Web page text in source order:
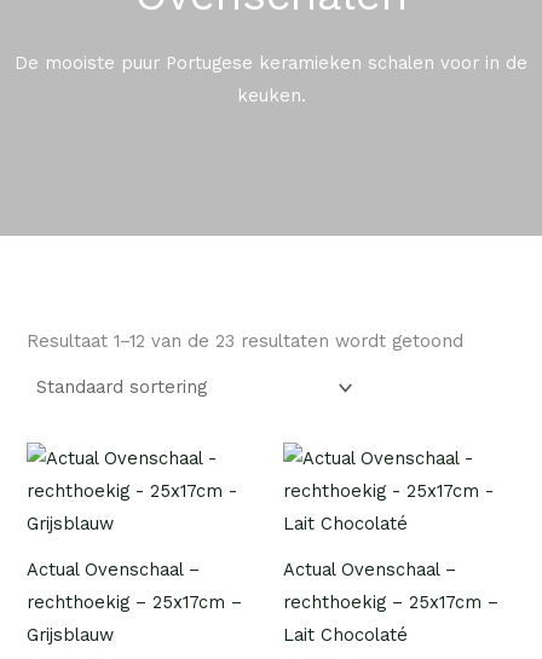
De mooiste puur Portugese keramieken schalen voor in de
keuken.
Resultaat 1–12 van de 23 resultaten wordt getoond
Actual Ovenschaal –
rechthoekig – 25x17cm –
Grijsblauw
Actual Ovenschaal –
rechthoekig – 25x17cm –
Lait Chocolaté